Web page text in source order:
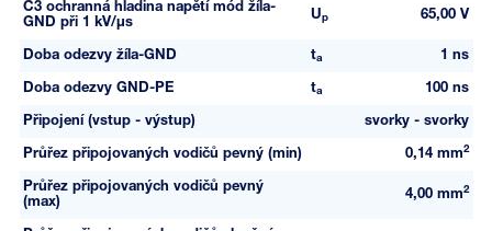
C3 ochranná hladina napětí mód žíla-
GND při 1 kV/µs
Up 65,00 V
Doba odezvy žíla-GND ta 1 ns
Doba odezvy GND-PE ta 100 ns
Připojení (vstup - výstup) svorky - svorky
Průřez připojovaných vodičů pevný (min) 0,14 mm2
Průřez připojovaných vodičů pevný
(max)
4,00 mm2